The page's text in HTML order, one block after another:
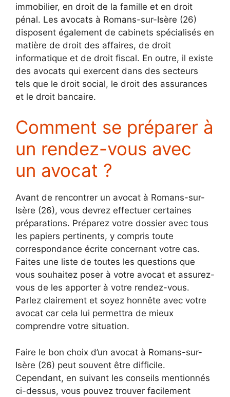
immobilier, en droit de la famille et en droit
pénal. Les avocats à Romans-sur-Isère (26)
disposent également de cabinets spécialisés en
matière de droit des affaires, de droit
informatique et de droit fiscal. En outre, il existe
des avocats qui exercent dans des secteurs
tels que le droit social, le droit des assurances
et le droit bancaire.
Comment se préparer à
un rendez-vous avec
un avocat ?
Avant de rencontrer un avocat à Romans-sur-
Isère (26), vous devrez effectuer certaines
préparations. Préparez votre dossier avec tous
les papiers pertinents, y compris toute
correspondance écrite concernant votre cas.
Faites une liste de toutes les questions que
vous souhaitez poser à votre avocat et assurez-
vous de les apporter à votre rendez-vous.
Parlez clairement et soyez honnête avec votre
avocat car cela lui permettra de mieux
comprendre votre situation.
Faire le bon choix d’un avocat à Romans-sur-
Isère (26) peut souvent être difficile.
Cependant, en suivant les conseils mentionnés
ci-dessus, vous pouvez trouver facilement